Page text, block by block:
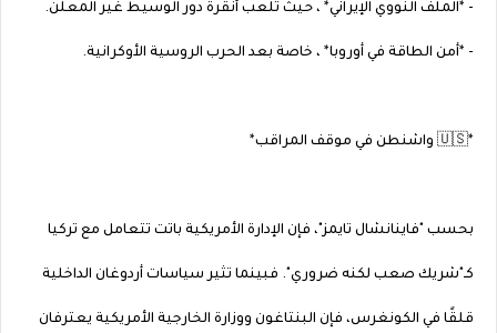
- *الملف النووي الإيراني* ، حيث تلعب أنقرة دور الوسيط غير المعلن.
- *أمن الطاقة في أوروبا* ، خاصة بعد الحرب الروسية الأوكرانية.
*🇺🇸 واشنطن في موقف المراقب*
بحسب "فاينانشال تايمز"، فإن الإدارة الأمريكية باتت تتعامل مع تركيا
كـ"شريك صعب لكنه ضروري". فبينما تثير سياسات أردوغان الداخلية
قلقًا في الكونغرس، فإن البنتاغون ووزارة الخارجية الأمريكية يعترفان